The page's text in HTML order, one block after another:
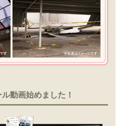
動画始めました！